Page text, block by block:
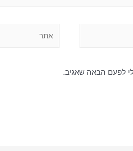
לפעם הבאה שאגיב.